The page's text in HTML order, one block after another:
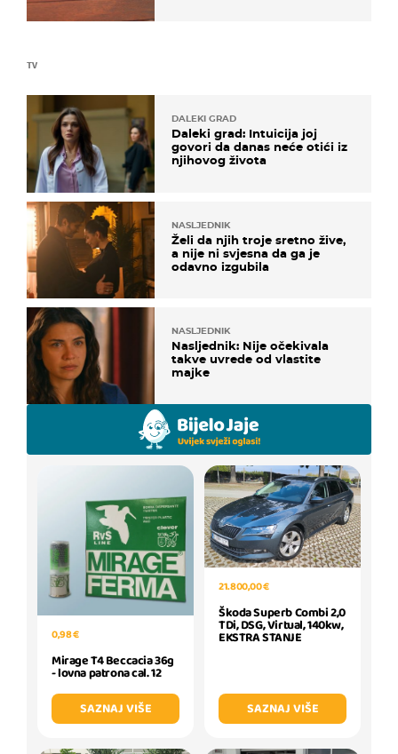
TV
DALEKI GRAD
Daleki grad: Intuicija joj
govori da danas neće otići iz
njihovog života
NASLJEDNIK
Želi da njih troje sretno žive,
a nije ni svjesna da ga je
odavno izgubila
NASLJEDNIK
Nasljednik: Nije očekivala
takve uvrede od vlastite
majke
0,98 €
Mirage T4 Beccacia 36g
- lovna patrona cal. 12
SAZNAJ VIŠE
21.800,00 €
Škoda Superb Combi 2,0
TDi, DSG, Virtual, 140kw,
EKSTRA STANJE
SAZNAJ VIŠE